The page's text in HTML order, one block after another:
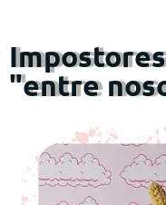
"entre